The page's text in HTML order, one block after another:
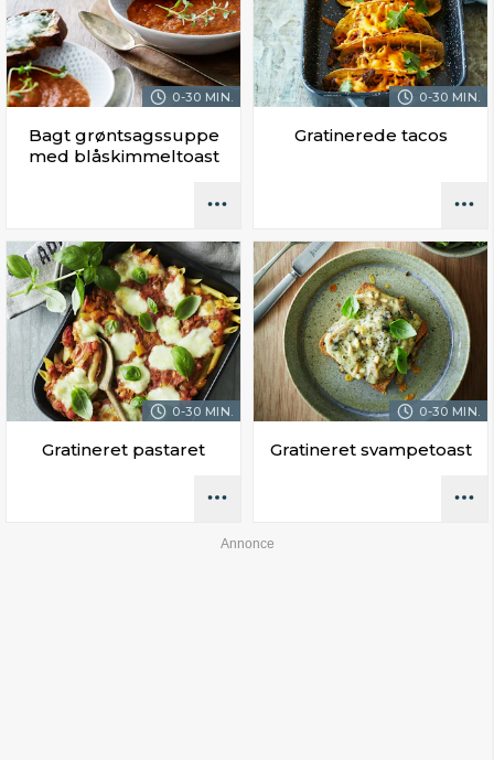
0-30 MIN.
Bagt grøntsagssuppe
med blåskimmeltoast
0-30 MIN.
Gratinerede tacos
0-30 MIN.
Gratineret pastaret
0-30 MIN.
Gratineret svampetoast